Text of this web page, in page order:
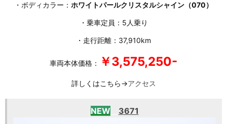
・ボディカラー： ホワイトパールクリスタルシャイン（070）
・乗車定員：5人乗り
・走行距離：37,910km
車両本体価格： ￥3,575,250-
詳しくはこちら→アクセス
NEW 3671